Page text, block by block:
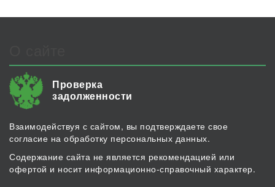
Проверка
задолженности
Взаимодействуя с сайтом, вы подтверждаете свое
согласие на обработку персональных данных.
Содержание сайта не является рекомендацией или
офертой и носит информационно-справочный характер.